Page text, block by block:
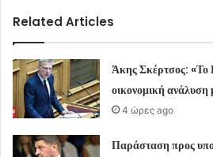
Related Articles
Άκης Σκέρτσος:
οικονομική
4 ώρες ago
Παράσταση προς